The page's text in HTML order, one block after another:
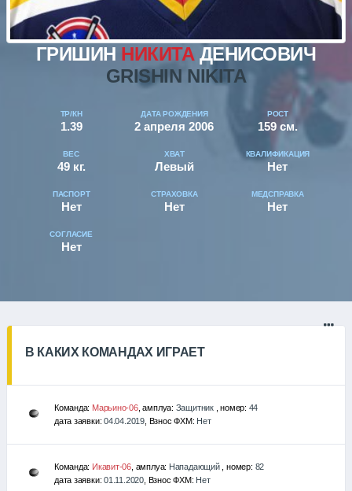
ГРИШИН НИКИТА ДЕНИСОВИЧ
GRISHIN NIKITA
ТР/КН
1.39
ДАТА РОЖДЕНИЯ
2 апреля 2006
РОСТ
159 см.
ВЕС
49 кг.
ХВАТ
Левый
КВАЛИФИКАЦИЯ
Нет
ПАСПОРТ
Нет
СТРАХОВКА
Нет
МЕДСПРАВКА
Нет
СОГЛАСИЕ
Нет
В КАКИХ КОМАНДАХ ИГРАЕТ
Команда: Марьино-06, амплуа: Защитник, номер: 44
дата заявки:04.04.2019, Взнос ФХМ: Нет
Команда: Икавит-06 , амплуа: Нападающий, номер: 82
дата заявки:01.11.2020, Взнос ФХМ: Нет